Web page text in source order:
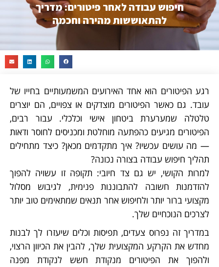
חיפוש עבודה לאחר פיטורים: מדריך
להתאוששות מהירה וחכמה
רגע הפיטורים הוא אחד האירועים המשמעותיים בחייו של
עובד. גם כאשר הפיטורים מוצדקים או צפויים, הם יוצרים
טלטלה שמערערת ביטחון אישי וכלכלי. עבור רבים,
הפיטורים מגיעים כהפתעה מוחלטת ומכניסים לחוסר ודאות
— מה עושים עכשיו? איך מתקדמים מכאן? כיצד מתחילים
תהליך חיפוש עבודה בצורה נכונה?
למרות הקושי, יש גם צד חיובי: תקופה זו עשויה להפוך
להזדמנות חשובה להתבוננות פנימית, לגיבוש מסלול
מקצועי ברור יותר ולחיפוש אחר תנאים שמתאימים טוב יותר
לצרכים הנוכחיים שלך.
במדריך זה נפרוס צעדים, תפיסות וכלים שיעזרו לך לבנות
מחדש את הקרקע המקצועית שלך, להבין את הכיוון הרצוי,
ולהפוך את הפיטורים מנקודת חשש לנקודת מפנה